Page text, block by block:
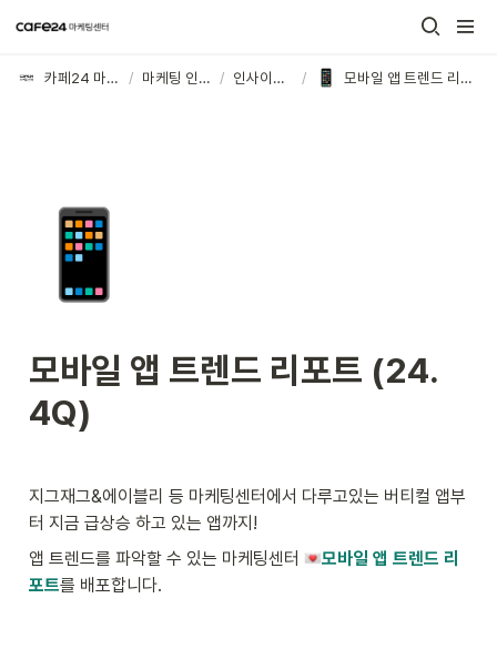
카페24 마케팅센터 / 마케팅 인사이트 / 인사이트 모음 / 모바일 앱 트렌드 리포트 (24. 4Q)
📱
모바일 앱 트렌드 리포트 (24.
4Q)
지그재그&에이블리 등 마케팅센터에서 다루고있는 버티컬 앱부
터 지금 급상승 하고 있는 앱까지!
앱 트렌드를 파악할 수 있는 마케팅센터
모바일 앱 트렌드 리
포트를 배포합니다.